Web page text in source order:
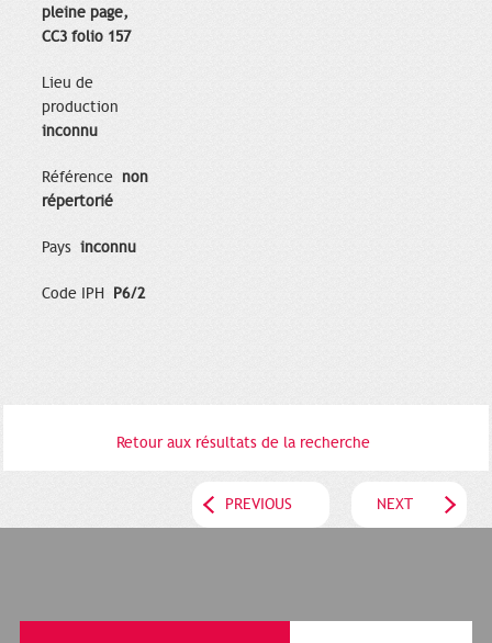
pleine page,
CC3 folio 157
Lieu de
production
inconnu
Référence non
répertorié
Pays inconnu
Code IPH P6/2
Retour aux résultats de la recherche
PREVIOUS NEXT